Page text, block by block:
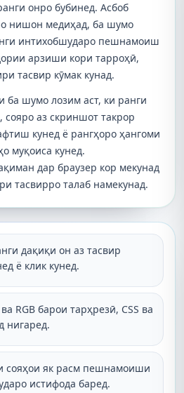
онро бубинед. Асбоб
нишон медиҳад, ба шумо
интихобшударо пешнамоиш
арзиши кори тарроҳӣ,
тасвир кӯмак кунад.
ба шумо лозим аст, ки ранги
сояро аз скриншот такрор
кунед ё рангҳоро ҳангоми
муқоиса кунед.
дар браузер кор мекунад
тасвирро талаб намекунад.
дақиқи он аз тасвир
ё клик кунед.
RGB барои тарҳрезӣ, CSS ва
нигаред.
сояҳои як расм пешнамоиши
истифода баред.